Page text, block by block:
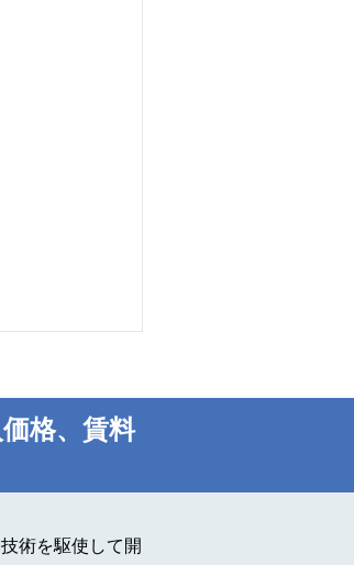
格、賃料
術を駆使して開